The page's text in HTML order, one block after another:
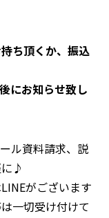
ち頂くか、振込
にお知らせ致し
ル資料請求、説
に♪
がございます
一切受け付けて